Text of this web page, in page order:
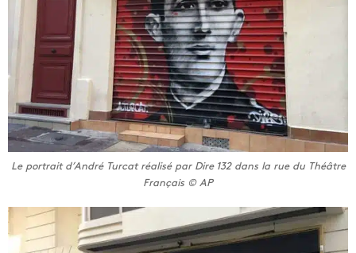
Le portrait d’André Turcat réalisé par Dire 132 dans la rue du Théâtre
Français © AP